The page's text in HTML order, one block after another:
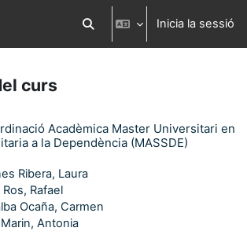
Commuta l'entrada de la cerca
Inicia la sessió
curs
Acadèmica Master Universitari en
a la Dependència (MASSDE)
Ribera, Laura
Ros, Rafael
Ocaña, Carmen
Antonia